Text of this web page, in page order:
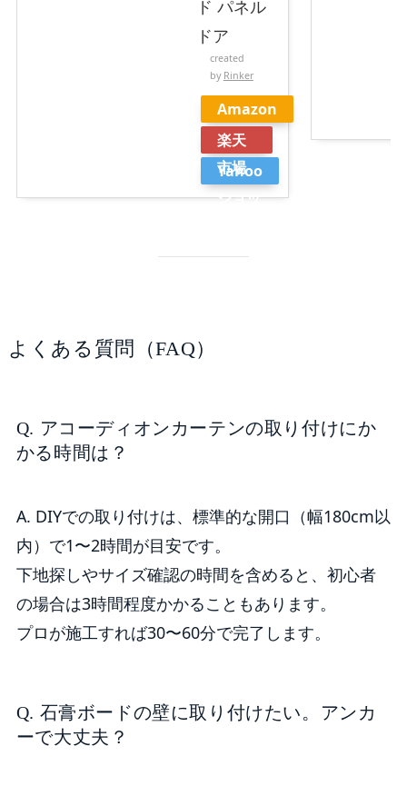
ド パネル
ドア
created
by Rinker
Amazon
楽天
市場
Yahoo
ショッ
よくある質問（FAQ）
Q. アコーディオンカーテンの取り付けにか
かる時間は？
A. DIYでの取り付けは、標準的な開口（幅180cm以
内）で1〜2時間が目安です。
下地探しやサイズ確認の時間を含めると、初心者
の場合は3時間程度かかることもあります。
プロが施工すれば30〜60分で完了します。
Q. 石膏ボードの壁に取り付けたい。アンカ
ーで大丈夫？